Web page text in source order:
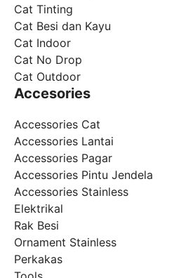
Cat Tinting
Cat Besi dan Kayu
Cat Indoor
Cat No Drop
Cat Outdoor
Accesories
Accessories Cat
Accessories Lantai
Accessories Pagar
Accessories Pintu Jendela
Accessories Stainless
Elektrikal
Rak Besi
Ornament Stainless
Perkakas